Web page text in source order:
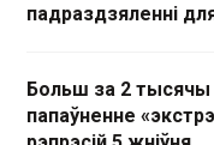
падраздзяленні
Больш за 2 тысячы
папаўненне